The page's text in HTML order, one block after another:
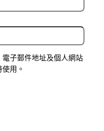
子郵件地址及個人網站
用。